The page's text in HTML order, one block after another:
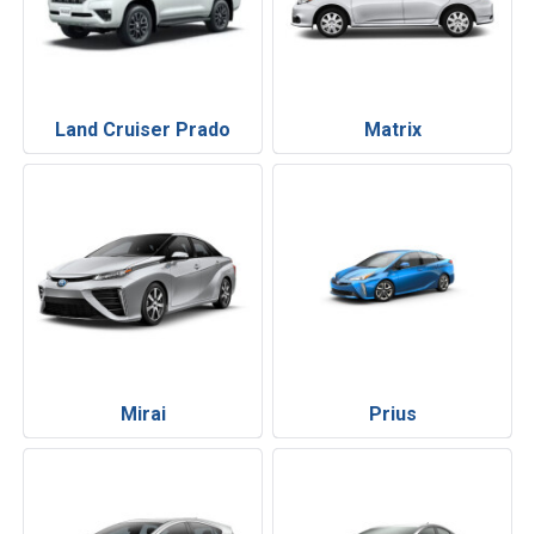
Land Cruiser Prado Matrix
Mirai Prius